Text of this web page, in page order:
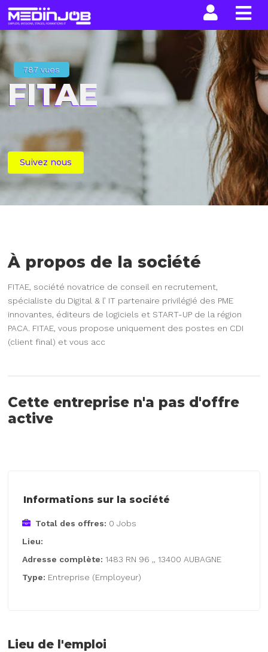
787 vues
FITAE
Suivez nous
À propos de la société
FITAE, société novatrice de conseil en recrutement,
spécialiste du Digital & l’ IT partenaire privilégié des PME
innovantes, éditeurs de logiciels et START-UP de la région
PACA. FITAE, vous propose uniquement des postes en CDI
(client final) et vous acc
Cette entreprise n'a pas d'offre
active
Informations sur la société
Total des offres: 0 Jobs
Lieu:
Adresse complète: 1483 RN 96 ,, 13400 AUBAGNE
Type: Entreprise (Employeur)
Lieu de l'emploi